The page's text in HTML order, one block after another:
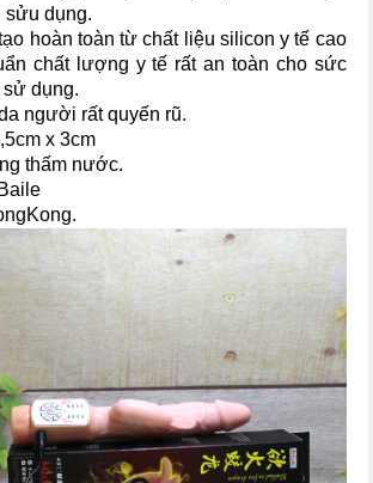
dụng.
hoàn toàn từ chất liệu silicon y tế cao
chất lượng y tế rất an toàn cho sức
dụng.
người rất quyến rũ.
x 3cm
thấm nước.